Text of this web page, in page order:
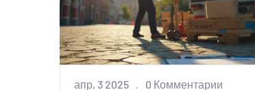
апр, 3 2025 0 Комментарии